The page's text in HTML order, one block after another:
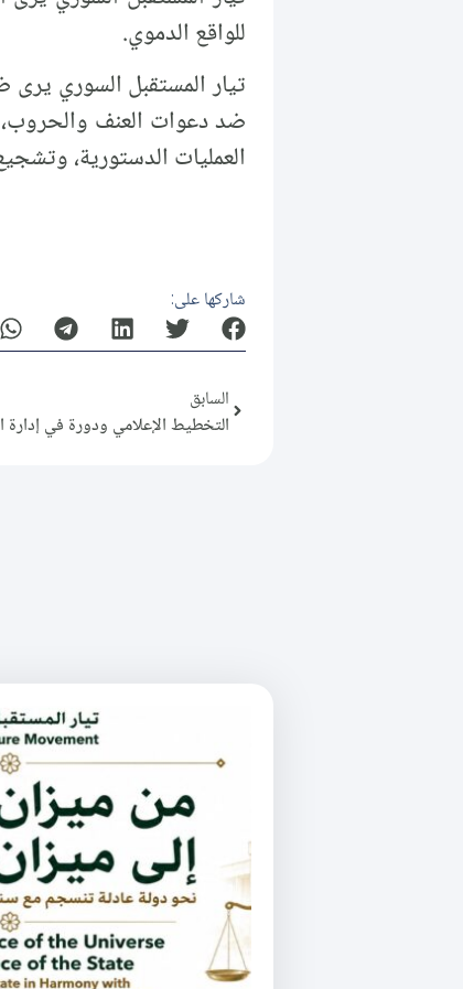
للواقع الدموي.
تيار المستقبل السوري
ضد دعوات العنف والحروب،
العمليات الدستورية،
شاركها على:
السابق
التخطيط الإعلامي ودورة في إدارة